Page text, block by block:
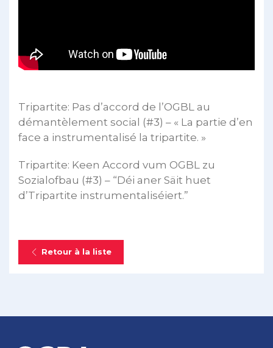
Tripartite: Pas d’accord de l’OGBL au
démantèlement social (#3) – « La partie d’en
face a instrumentalisé la tripartite. »
Tripartite: Keen Accord vum OGBL zu
Sozialofbau (#3) – “Déi aner Säit huet
d’Tripartite instrumentaliséiert.”
Retour à la liste